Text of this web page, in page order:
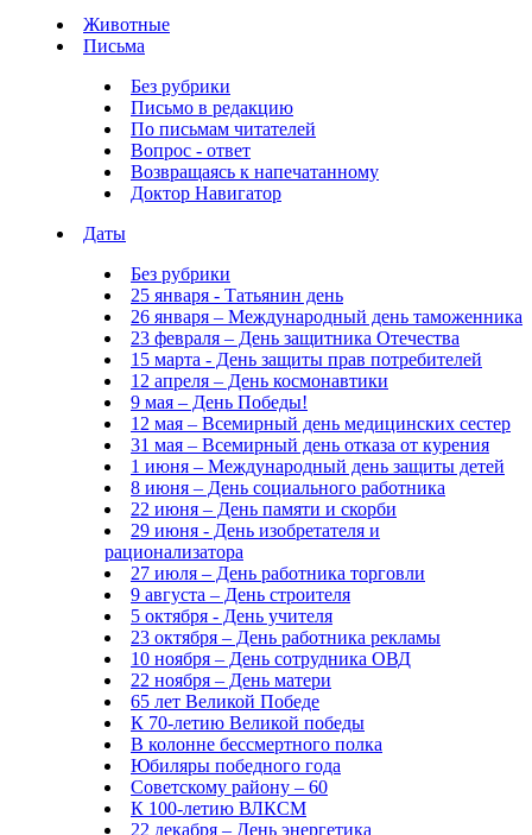
Животные
Письма
Без рубрики
Письмо в редакцию
По письмам читателей
Вопрос - ответ
Возвращаясь к напечатанному
Доктор Навигатор
Даты
Без рубрики
25 января - Татьянин день
26 января – Международный день таможенника
23 февраля – День защитника Отечества
15 марта - День защиты прав потребителей
12 апреля – День космонавтики
9 мая – День Победы!
12 мая – Всемирный день медицинских сестер
31 мая – Всемирный день отказа от курения
1 июня – Международный день защиты детей
8 июня – День социального работника
22 июня – День памяти и скорби
29 июня - День изобретателя и
рационализатора
27 июля – День работника торговли
9 августа – День строителя
5 октября - День учителя
23 октября – День работника рекламы
10 ноября – День сотрудника ОВД
22 ноября – День матери
65 лет Великой Победе
К 70-летию Великой победы
В колонне бессмертного полка
Юбиляры победного года
Советскому району – 60
К 100-летию ВЛКСМ
22 декабря – День энергетика